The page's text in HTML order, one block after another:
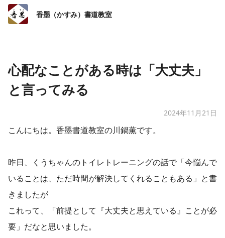
香墨（かすみ）書道教室
心配なことがある時は「大丈夫」
と言ってみる
2024年11月21日
こんにちは。香墨書道教室の川鍋薫です。
昨日、くうちゃんのトイレトレーニングの話で「今悩んで
いることは、ただ時間が解決してくれることもある」と書
きましたが
これって、「前提として『大丈夫と思えている』ことが必
要」だなと思いました。